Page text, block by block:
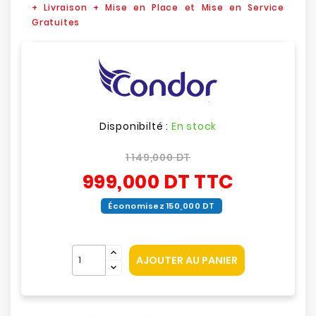
+ Livraison + Mise en Place et Mise en Service
Gratuites
Disponibilté : En stock
1 149,000 DT
999,000 DT TTC
Économisez 150,000 DT
AJOUTER AU PANIER